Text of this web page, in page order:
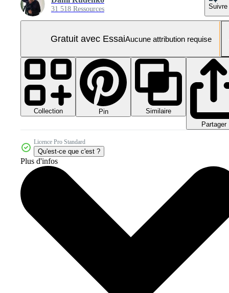
31 518 Ressources Suivre
Gratuit avec EssaiAucune attribution requise
Collection Pin
Similaire
Partager
Licence Pro Standard
Qu'est-ce que c'est ?
Plus d'infos